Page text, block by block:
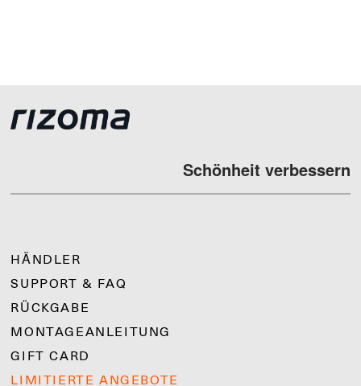
Schönheit verbessern
HÄNDLER
SUPPORT & FAQ
RÜCKGABE
MONTAGEANLEITUNG
GIFT CARD
LIMITIERTE ANGEBOTE